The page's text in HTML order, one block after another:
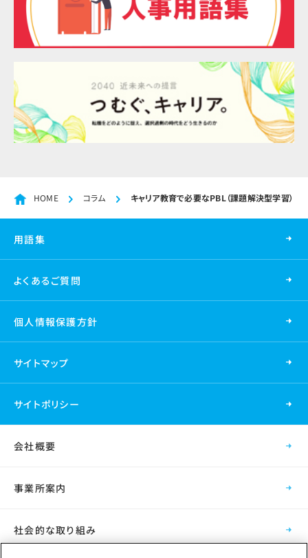
HOME コラム キャリア教育で必要なPBL（課題解決型学習）と
用語集
よくあるご質問
個人情報保護方針
サイトマップ
サイトポリシー
会社概要
事業所案内
社会的な取り組み